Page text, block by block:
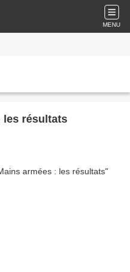
MENU
les résultats